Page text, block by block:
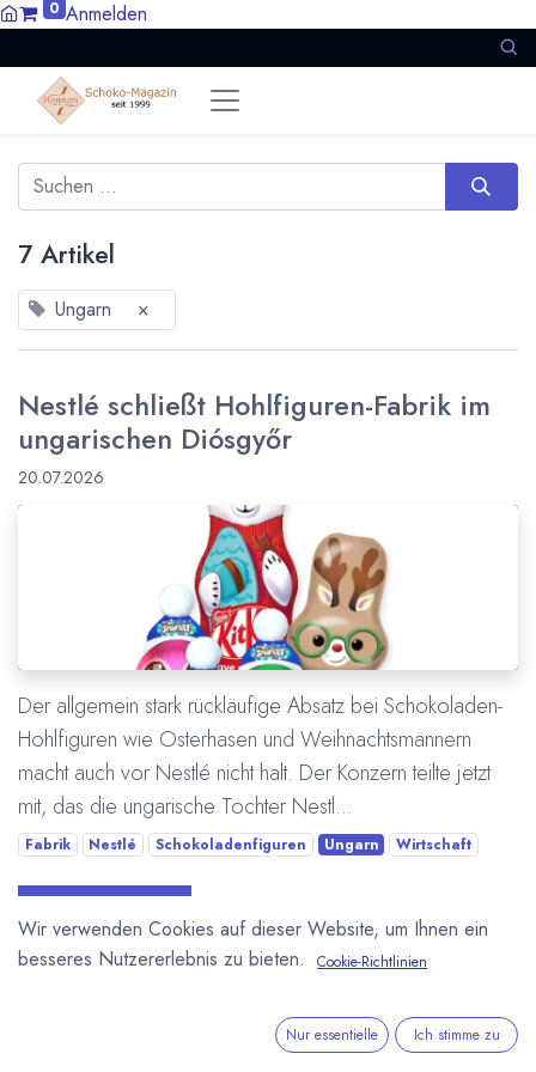
0 Anmelden
7 Artikel
Ungarn ×
Nestlé schließt Hohlfiguren-Fabrik im
ungarischen Diósgyőr
20.07.2026
Der allgemein stark rückläufige Absatz bei Schokoladen-
Hohlfiguren wie Osterhasen und Weihnachtsmännern
macht auch vor Nestlé nicht halt. Der Konzern teilte jetzt
mit, das die ungarische Tochter Nestl...
Fabrik Nestlé Schokoladenfiguren Ungarn Wirtschaft
Wir verwenden Cookies auf dieser Website, um Ihnen ein
besseres Nutzererlebnis zu bieten.
Cookie-Richtlinien
Nur essentielle Ich stimme zu